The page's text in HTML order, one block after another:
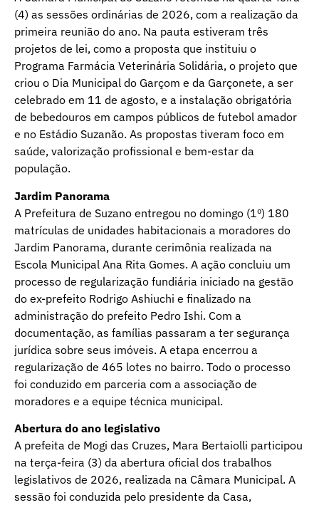
(4) as sessões ordinárias de 2026, com a realização da
primeira reunião do ano. Na pauta estiveram três
projetos de lei, como a proposta que instituiu o
Programa Farmácia Veterinária Solidária, o projeto que
criou o Dia Municipal do Garçom e da Garçonete, a ser
celebrado em 11 de agosto, e a instalação obrigatória
de bebedouros em campos públicos de futebol amador
e no Estádio Suzanão. As propostas tiveram foco em
saúde, valorização profissional e bem-estar da
população.
Jardim Panorama
A Prefeitura de Suzano entregou no domingo (1º) 180
matrículas de unidades habitacionais a moradores do
Jardim Panorama, durante cerimônia realizada na
Escola Municipal Ana Rita Gomes. A ação concluiu um
processo de regularização fundiária iniciado na gestão
do ex-prefeito Rodrigo Ashiuchi e finalizado na
administração do prefeito Pedro Ishi. Com a
documentação, as famílias passaram a ter segurança
jurídica sobre seus imóveis. A etapa encerrou a
regularização de 465 lotes no bairro. Todo o processo
foi conduzido em parceria com a associação de
moradores e a equipe técnica municipal.
Abertura do ano legislativo
A prefeita de Mogi das Cruzes, Mara Bertaiolli participou
na terça-feira (3) da abertura oficial dos trabalhos
legislativos de 2026, realizada na Câmara Municipal. A
sessão foi conduzida pelo presidente da Casa,